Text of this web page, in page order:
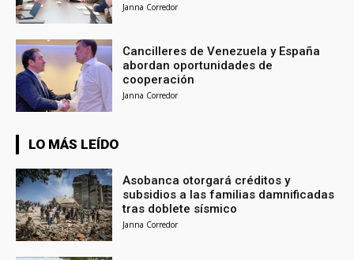
Janna Corredor
Cancilleres de Venezuela y España
abordan oportunidades de
cooperación
Janna Corredor
LO MÁS LEÍDO
Asobanca otorgará créditos y
subsidios a las familias damnificadas
tras doblete sísmico
Janna Corredor